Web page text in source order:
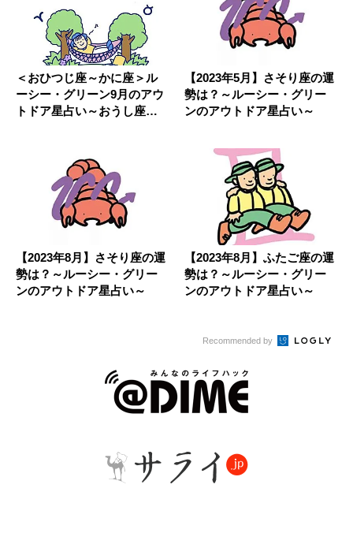
＜おひつじ座～かに座＞ル
ーシー・グリーン9月のアウ
トドア星占い～おうし座は
【2023年5月】さそり座の運
勢は？～ルーシー・グリー
ンのアウトドア星占い～
【2023年8月】さそり座の運
勢は？～ルーシー・グリー
ンのアウトドア星占い～
【2023年8月】ふたご座の運
勢は？～ルーシー・グリー
ンのアウトドア星占い～
Recommended by